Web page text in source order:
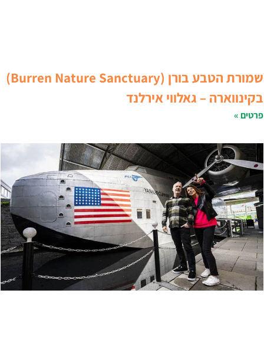
שמורת הטבע בורן (Burren Nature Sanctuary)
בקינווארה – גאלווי אירלנד
פרטים »